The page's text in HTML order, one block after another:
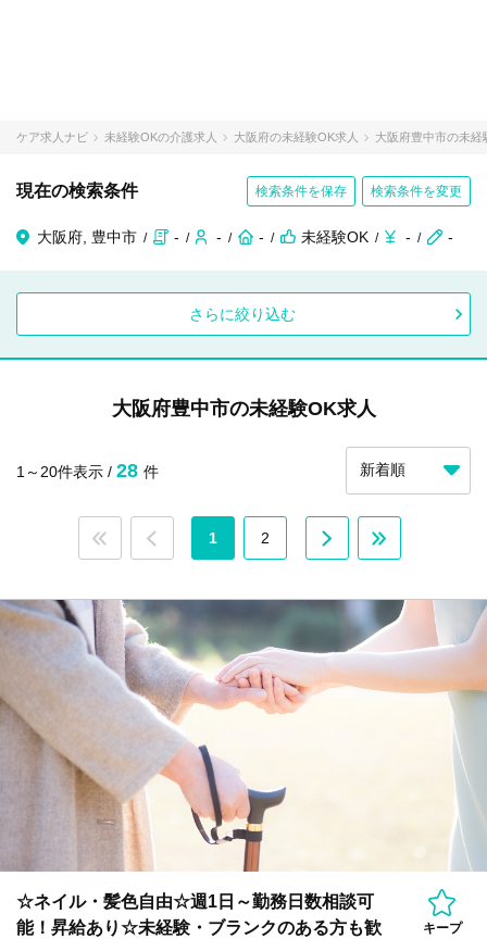
ケア求人ナビ 未経験OKの介護求人 大阪府の未経験OK求人 大阪府豊中市の未経
現在の検索条件 検索条件を保存 検索条件を変更
大阪府, 豊中市 - - - 未経験OK - -
さらに絞り込む
大阪府豊中市の未経験OK求人
1～20件表示 / 28 件
1 2
☆ネイル・髪色自由☆週1日～勤務日数相談可
能！昇給あり☆未経験・ブランクのある方も歓
キープ